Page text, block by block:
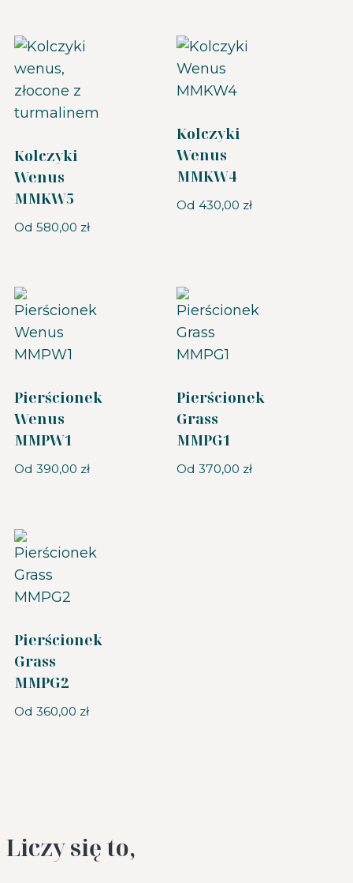
Kolczyki
Wenus
MMKW5
Od 580,00 zł
Kolczyki
Wenus
MMKW4
Od 430,00 zł
Pierścionek
Wenus
MMPW1
Od 390,00 zł
Pierścionek
Grass
MMPG1
Od 370,00 zł
Pierścionek
Grass
MMPG2
Od 360,00 zł
Liczy się to,